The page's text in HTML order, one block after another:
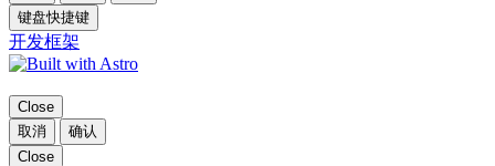
键盘快捷键
开发框架
Close
取消
确认
Close